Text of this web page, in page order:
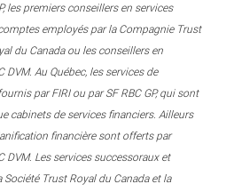
les premiers conseillers en services
employés par la Compagnie Trust
du Canada ou les conseillers en
Au Québec, les services de
par FIRI ou par SF RBC GP, qui sont
cabinets de services financiers. Ailleurs
financière sont offerts par
DVM. Les services successoraux et
Trust Royal du Canada et la